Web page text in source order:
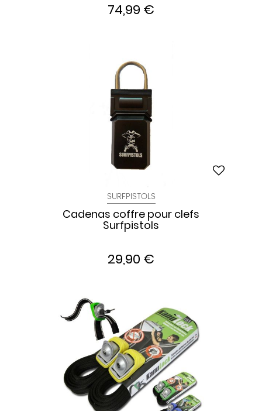
74,99 €
SURFPISTOLS
Cadenas coffre pour clefs
Surfpistols
29,90 €